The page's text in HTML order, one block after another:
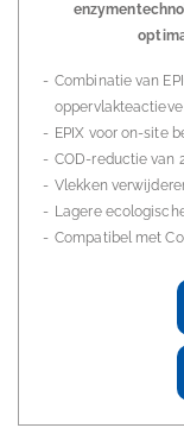
Combinatie van
EPIX voor on-site
COD-reductie van
Vlekken
Lagere
Compatibel met